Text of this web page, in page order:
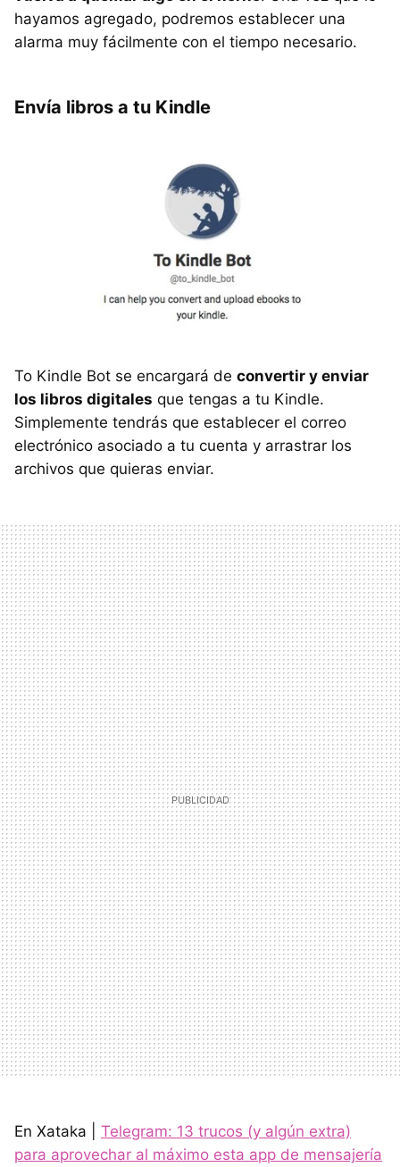
hayamos agregado, podremos establecer una
alarma muy fácilmente con el tiempo necesario.
Envía libros a tu Kindle
To Kindle Bot se encargará de convertir y enviar
los libros digitales que tengas a tu Kindle.
Simplemente tendrás que establecer el correo
electrónico asociado a tu cuenta y arrastrar los
archivos que quieras enviar.
En Xataka | Telegram: 13 trucos (y algún extra)
para aprovechar al máximo esta app de mensajería